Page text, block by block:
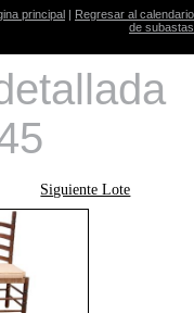
principal | Regresar al calendario
de subastas
Siguiente Lote